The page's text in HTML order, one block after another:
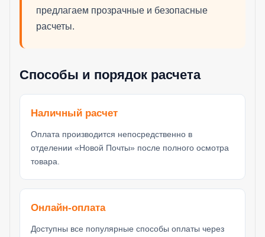
предлагаем прозрачные и безопасные
расчеты.
Способы и порядок расчета
Наличный расчет
Оплата производится непосредственно в
отделении «Новой Почты» после полного осмотра
товара.
Онлайн-оплата
Доступны все популярные способы оплаты через